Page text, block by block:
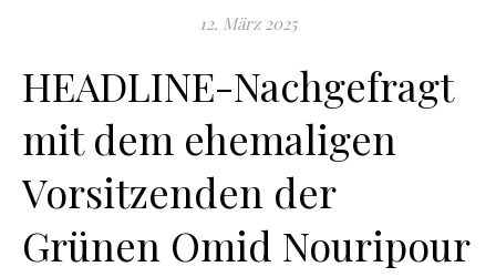
12. März 2025
HEADLINE-Nachgefragt
mit dem ehemaligen
Vorsitzenden der
Grünen Omid Nouripour